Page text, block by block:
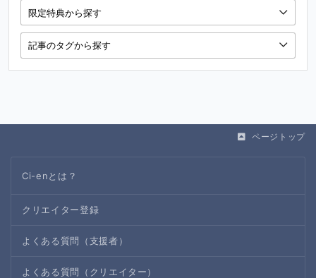
ページトップ
Ci-enとは？
クリエイター登録
よくある質問（支援者）
よくある質問（クリエイター）